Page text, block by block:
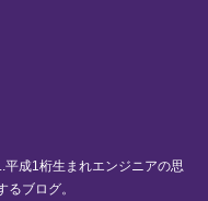
成1桁生まれエンジニアの思
ブログ。